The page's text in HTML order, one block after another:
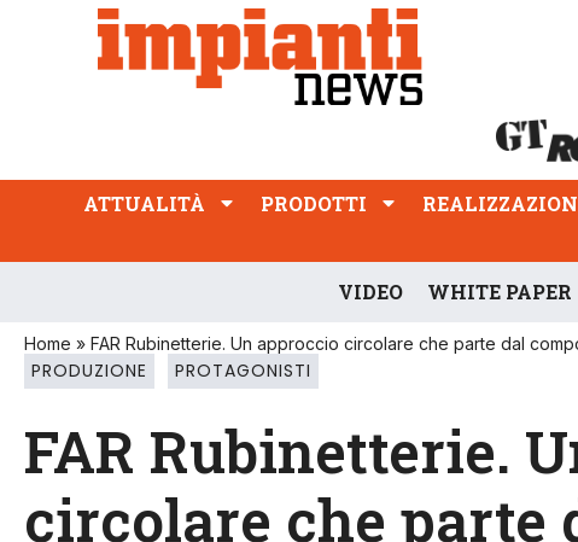
ATTUALITÀ PRODOTTI REALIZZAZIONI
PROFESSIONE
ATTUALITÀ PRODOTTI
VIDEO WHITE PAPER
Home » FAR Rubinetterie. Un approccio circolare che parte dal
PRODUZIONE PROTAGONISTI
FAR Rubinetterie.
circolare che parte